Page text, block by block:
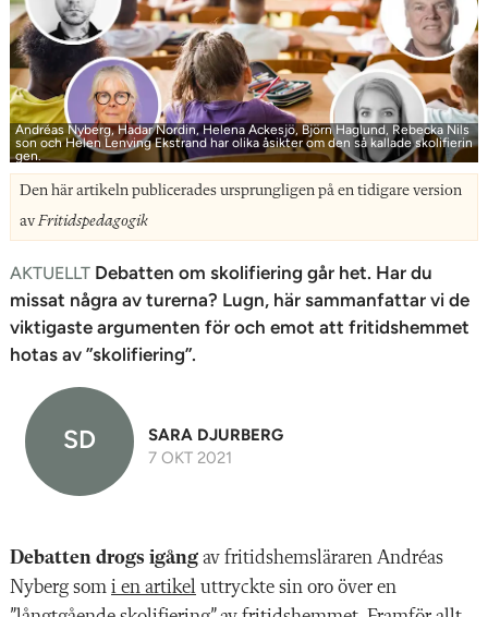
Andréas Nyberg, Hadar Nordin, Helena Ackesjö, Björn Haglund, Rebecka Nils
son och Helen Lenving Ekstrand har olika åsikter om den så kallade skolifierin
gen.
Den här artikeln publicerades ursprungligen på en tidigare version
avFritidspedagogik
AKTUELLT Debatten om skolifiering går het. Har du
missat några av turerna? Lugn, här sammanfattar vi de
viktigaste argumenten för och emot att fritidshemmet
hotas av ”skolifiering”.
SD
SARA DJURBERG
7 OKT 2021
Debatten drogs igång av fritidshemsläraren Andréas
Nyberg som i en artikel uttryckte sin oro över en